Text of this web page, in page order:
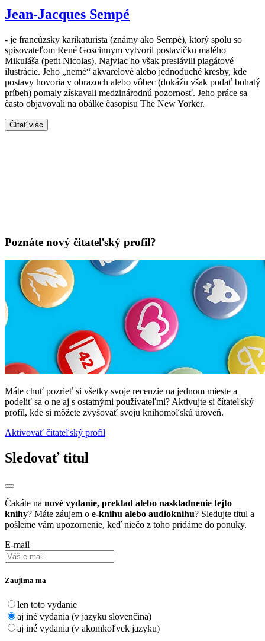
Jean-Jacques Sempé
- je francúzsky karikaturista (známy ako Sempé), ktorý spolu so
spisovateľom René Goscinnym vytvoril postavičku malého
Mikuláša (petit Nicolas). Najviac ho však preslávili plagátové
ilustrácie. Jeho „nemé“ akvarelové alebo jednoduché kresby, kde
postavy hovoria v obrazoch alebo vôbec (dokážu však podať bohatý
príbeh) pomaly získavali medzinárodnú pozornosť. Jeho práce sa
často objavovali na obálke časopisu The New Yorker.
Čítať viac
Poznáte nový čitateľský profil?
Máte chuť pozrieť si všetky svoje recenzie na jednom mieste a
podeliť sa o ne aj s ostatnými používateľmi? Aktivujte si čítateľský
profil, kde si môžete zvyšovať svoju knihomoľskú úroveň.
Aktivovať čitateľský profil
Sledovať titul
Čakáte na nové vydanie, preklad alebo naskladnenie tejto
knihy? Máte záujem o e-knihu alebo audioknihu? Sledujte titul a
pošleme vám upozornenie, keď niečo z toho pridáme do ponuky.
E-mail
Zaujíma ma
len toto vydanie
aj iné vydania (v jazyku slovenčina)
aj iné vydania (v akomkoľvek jazyku)